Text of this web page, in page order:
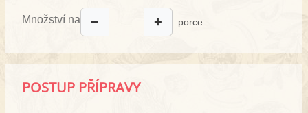
Množství na − + porce
POSTUP PŘÍPRAVY